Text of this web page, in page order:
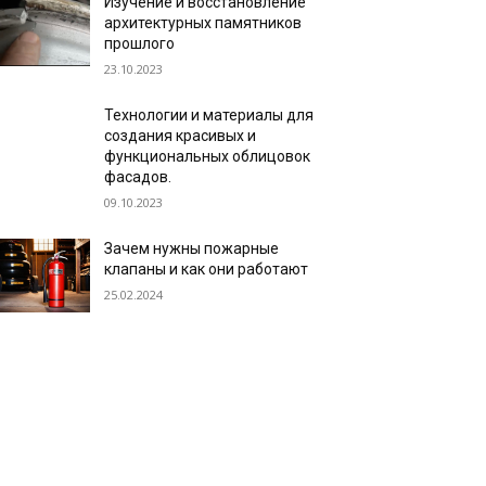
архитектурных памятников
прошлого
23.10.2023
Технологии и материалы для
создания красивых и
функциональных облицовок
фасадов.
09.10.2023
Зачем нужны пожарные
клапаны и как они работают
25.02.2024